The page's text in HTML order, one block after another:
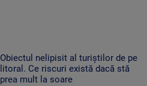
Obiectul nelipisit al turiștilor de pe
litoral. Ce riscuri există dacă stă
prea mult la soare